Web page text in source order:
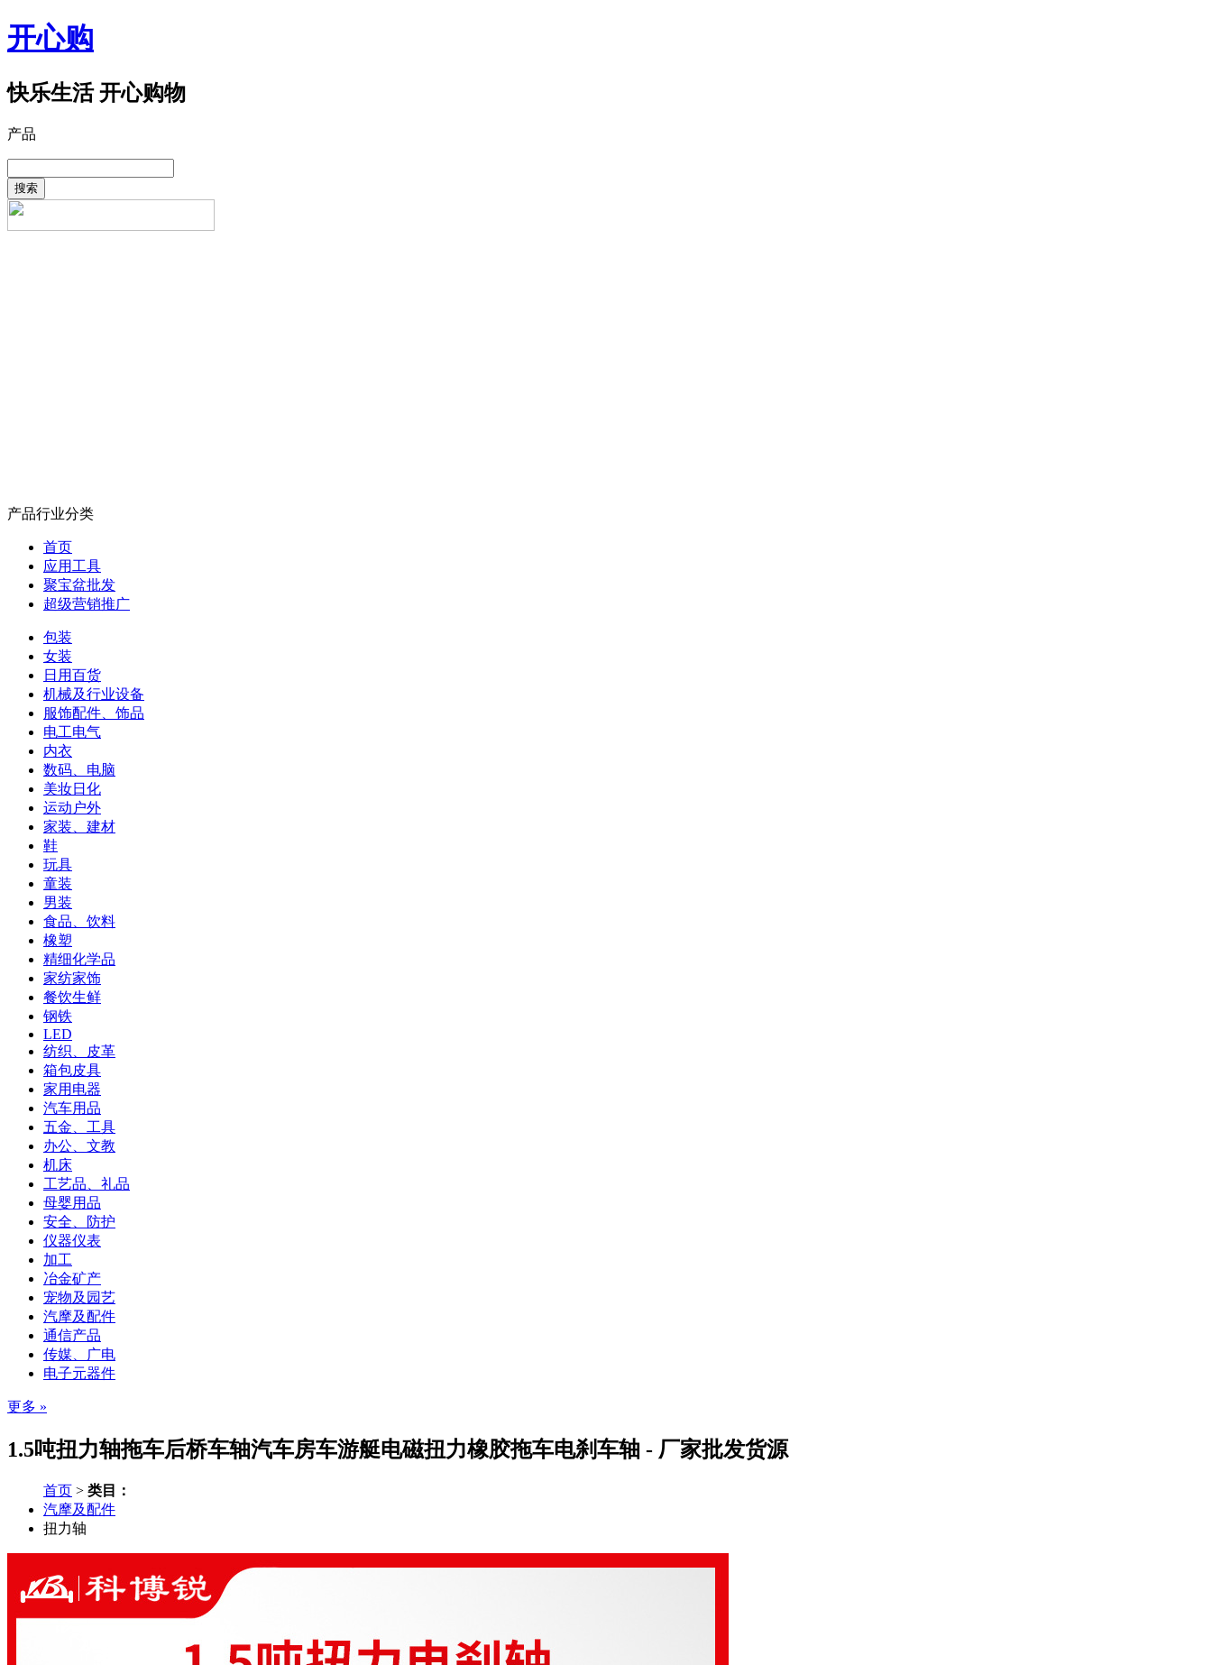
开心购
快乐生活 开心购物
产品
搜索
产品行业分类
首页
应用工具
聚宝盆批发
超级营销推广
包装
女装
日用百货
机械及行业设备
服饰配件、饰品
电工电气
内衣
数码、电脑
美妆日化
运动户外
家装、建材
鞋
玩具
童装
男装
食品、饮料
橡塑
精细化学品
家纺家饰
餐饮生鲜
钢铁
LED
纺织、皮革
箱包皮具
家用电器
汽车用品
五金、工具
办公、文教
机床
工艺品、礼品
母婴用品
安全、防护
仪器仪表
加工
冶金矿产
宠物及园艺
汽摩及配件
通信产品
传媒、广电
电子元器件
更多 »
1.5吨扭力轴拖车后桥车轴汽车房车游艇电磁扭力橡胶拖车电刹车轴 - 厂家批发货源
首页 > 类目：
汽摩及配件
扭力轴